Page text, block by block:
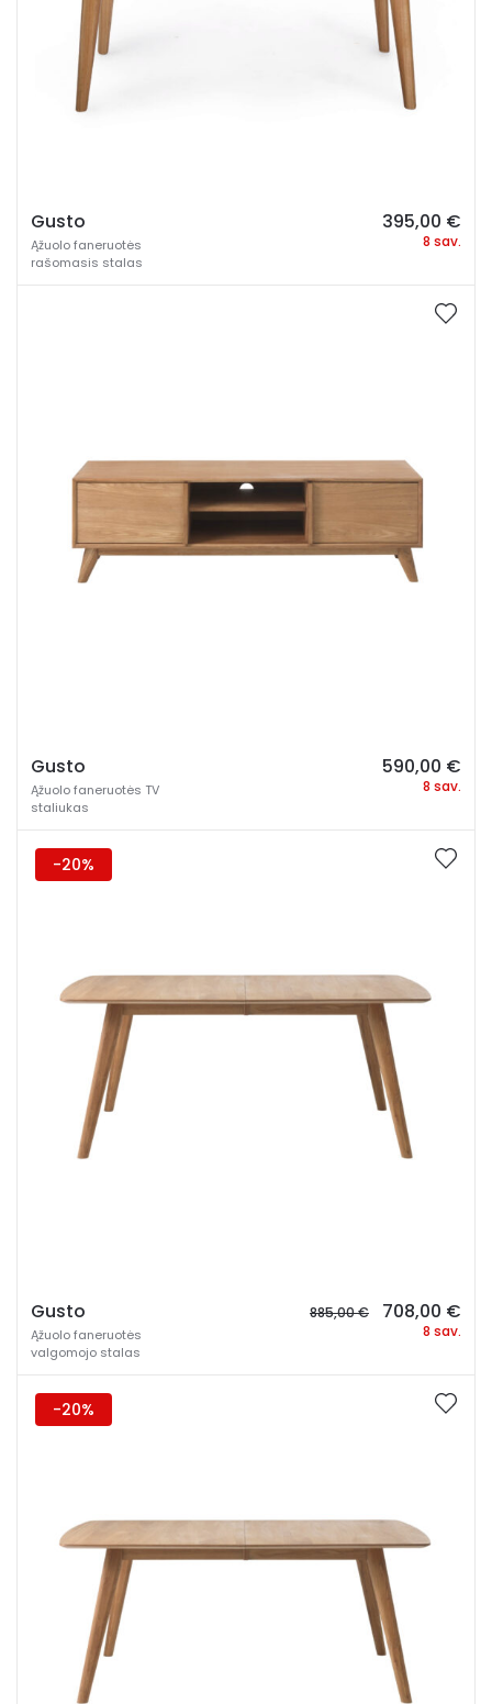
Gusto
Ąžuolo faneruotės
rašomasis stalas
395,00 €
8 sav.
Gusto
Ąžuolo faneruotės TV
staliukas
590,00 €
8 sav.
-20%
Gusto
Ąžuolo faneruotės
valgomojo stalas
885,00€
Original
price
708,00 €
8 sav.
-20%